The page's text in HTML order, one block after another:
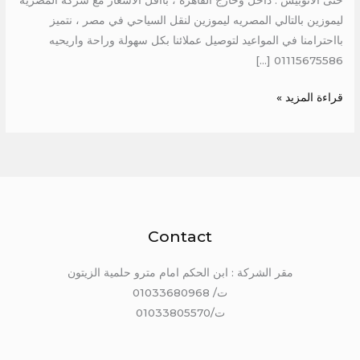
ليموزين بالتالي المصريه ليموزين لنقل السياحي في مصر ، نتميز
بااحترامنا في المواعيد لتوصيل عملائنا بكل سهولة وراحة واريحيه
01115675586 […]
قراءة المزيد »
Contact
مقر الشركة : ابن الحكم امام مترو حلمية الزيتون
ت/ 01033680968
ت/01033805570